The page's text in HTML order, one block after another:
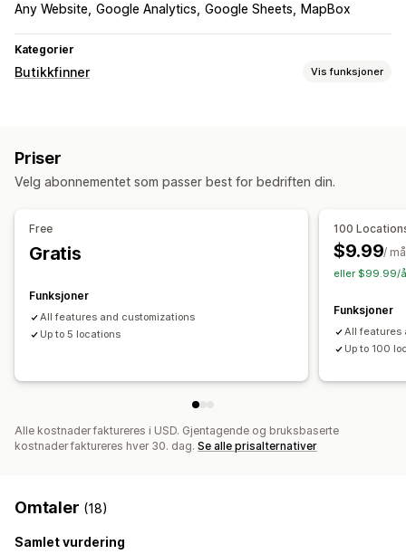
Any Website Google Analytics Google Sheets MapBox
Kategorier
Butikkfinner Vis funksjoner
Tilpasset merkevarebygging
Tilpasset CSS Bilder Egendefinerte felt Flere språk
Tagging
Autofullførelse
Tilpassede filter
Søkerapporter
Priser
Velg abonnementet som passer best for bedriften din.
Free
Gratis
Funksjoner
All features and customizations
Up to 5 locations
100
$9.99/
eller $99.99/
Funksjoner
All features
Up to 100
Alle kostnader faktureres i USD. Gjentagende og bruksbaserte
kostnader faktureres hver 30. dag. Se alle prisalternativer
Omtaler (18)
Samlet vurdering